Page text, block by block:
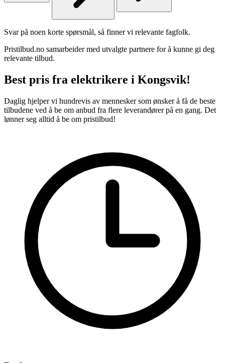
Svar på noen korte spørsmål, så finner vi relevante fagfolk.
Pristilbud.no samarbeider med utvalgte partnere for å kunne gi deg
relevante tilbud.
Best pris fra elektrikere i Kongsvik!
Daglig hjelper vi hundrevis av mennesker som ønsker å få de beste
tilbudene ved å be om anbud fra flere leverandører på en gang. Det
lønner seg alltid å be om pristilbud!